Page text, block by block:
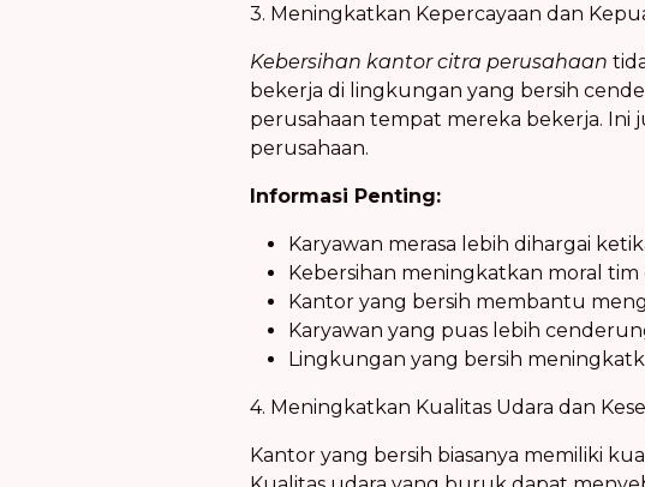
3. Meningkatkan Kepercayaan dan
Kebersihan kantor citra perusahaan
bekerja di lingkungan yang bersih
perusahaan tempat mereka bekerja. Ini
perusahaan.
Informasi Penting:
Karyawan merasa lebih dihargai
Kebersihan meningkatkan moral tim
Kantor yang bersih membantu
Karyawan yang puas lebih
Lingkungan yang bersih
4. Meningkatkan Kualitas Udara dan
Kantor yang bersih biasanya memiliki